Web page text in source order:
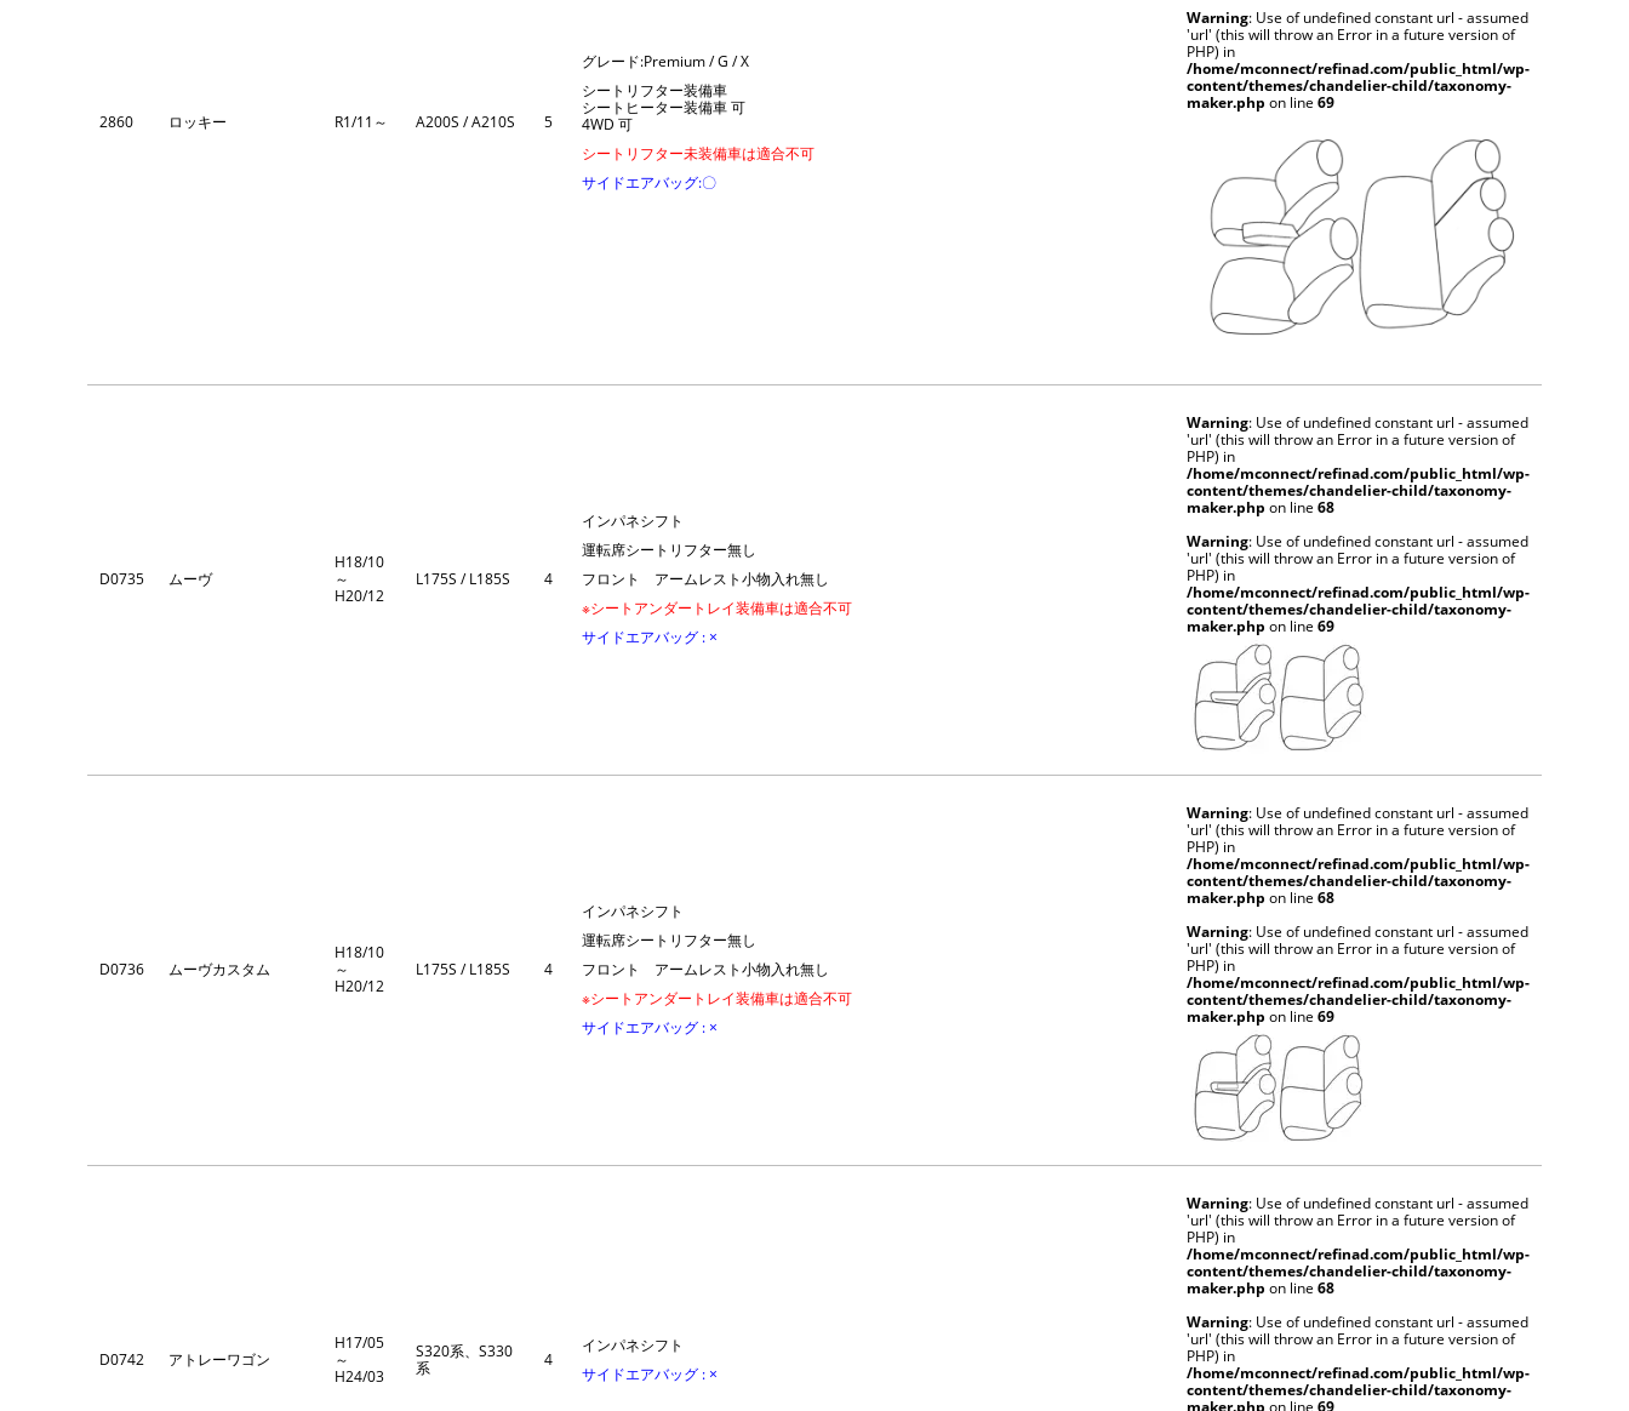
2860 ロッキー R1/11～ A200S / A210S 5
グレード:Premium / G / X
シートリフター装備車
シートヒーター装備車 可
4WD 可
シートリフター未装備車は適合不可
サイドエアバッグ:〇
Warning: Use of undefined constant url - assumed
'url' (this will throw an Error in a future version of
PHP) in
/home/mconnect/refinad.com/public_html/wp-
content/themes/chandelier-child/taxonomy-
maker.php on line 69
D0735 ムーヴ
H18/10
～
H20/12
L175S / L185S 4
インパネシフト
運転席シートリフター無し
フロント アームレスト小物入れ無し
※シートアンダートレイ装備車は適合不可
サイドエアバッグ : ×
Warning: Use of undefined constant url - assumed
'url' (this will throw an Error in a future version of
PHP) in
/home/mconnect/refinad.com/public_html/wp-
content/themes/chandelier-child/taxonomy-
maker.php on line 68
Warning: Use of undefined constant url - assumed
'url' (this will throw an Error in a future version of
PHP) in
/home/mconnect/refinad.com/public_html/wp-
content/themes/chandelier-child/taxonomy-
maker.php on line 69
D0736 ムーヴカスタム
H18/10
～
H20/12
L175S / L185S 4
インパネシフト
運転席シートリフター無し
フロント アームレスト小物入れ無し
※シートアンダートレイ装備車は適合不可
サイドエアバッグ : ×
Warning: Use of undefined constant url - assumed
'url' (this will throw an Error in a future version of
PHP) in
/home/mconnect/refinad.com/public_html/wp-
content/themes/chandelier-child/taxonomy-
maker.php on line 68
Warning: Use of undefined constant url - assumed
'url' (this will throw an Error in a future version of
PHP) in
/home/mconnect/refinad.com/public_html/wp-
content/themes/chandelier-child/taxonomy-
maker.php on line 69
D0742 アトレーワゴン
H17/05
～
H24/03
S320系、S330
系
4
インパネシフト
サイドエアバッグ : ×
Warning: Use of undefined constant url - assumed
'url' (this will throw an Error in a future version of
PHP) in
/home/mconnect/refinad.com/public_html/wp-
content/themes/chandelier-child/taxonomy-
maker.php on line 68
Warning: Use of undefined constant url - assumed
'url' (this will throw an Error in a future version of
PHP) in
/home/mconnect/refinad.com/public_html/wp-
content/themes/chandelier-child/taxonomy-
maker.php on line 69